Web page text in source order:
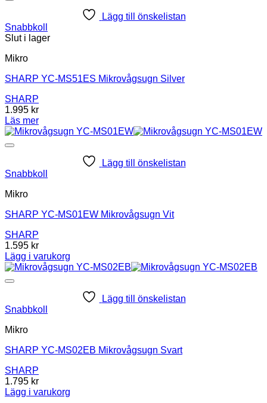
Lägg till önskelistan
Snabbkoll
Slut i lager
Mikro
SHARP YC-MS51ES Mikrovågsugn Silver
SHARP
1.995 kr
Läs mer
Lägg till önskelistan
Snabbkoll
Mikro
SHARP YC-MS01EW Mikrovågsugn Vit
SHARP
1.595 kr
Lägg i varukorg
Lägg till önskelistan
Snabbkoll
Mikro
SHARP YC-MS02EB Mikrovågsugn Svart
SHARP
1.795 kr
Lägg i varukorg